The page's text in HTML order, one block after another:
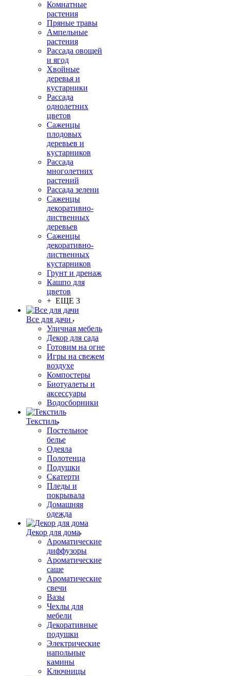
Комнатные
растения
Пряные травы
Ампельные
растения
Рассада овощей
и ягод
Хвойные
деревья и
кустарники
Рассада
однолетних
цветов
Саженцы
плодовых
деревьев и
кустарников
Рассада
многолетних
растений
Рассада зелени
Саженцы
декоративно-
лиственных
деревьев
Саженцы
декоративно-
лиственных
кустарников
Грунт и дренаж
Кашпо для
цветов
+ ЕЩЕ 3
Все для дачи
Уличная мебель
Декор для сада
Готовим на огне
Игры на свежем
воздухе
Компостеры
Биотуалеты и
аксессуары
Водосборники
Текстиль
Постельное
белье
Одеяла
Полотенца
Подушки
Скатерти
Пледы и
покрывала
Домашняя
одежда
Декор для дома
Ароматические
диффузоры
Ароматические
саше
Ароматические
свечи
Вазы
Чехлы для
мебели
Декоративные
подушки
Электрические
напольные
камины
Ключницы